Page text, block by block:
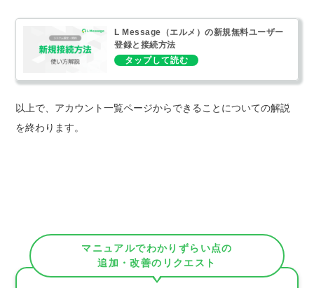
L Message（エルメ）の新規無料ユーザー
登録と接続方法
以上で、アカウント一覧ページからできることについての解説
を終わります。
マニュアルでわかりずらい点の
追加・改善のリクエスト